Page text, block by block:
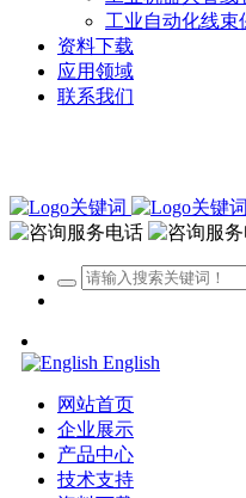
工业自动化线束
资料下载
应用领域
联系我们
English
网站首页
企业展示
产品中心
技术支持